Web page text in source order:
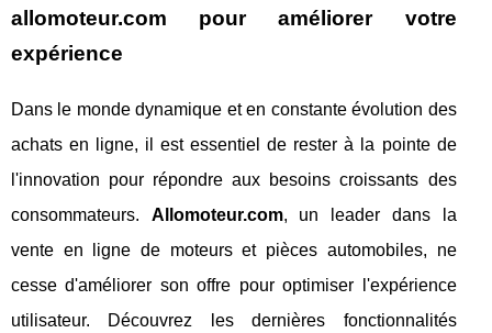
allomoteur.com pour améliorer votre
expérience
Dans le monde dynamique et en constante évolution des
achats en ligne, il est essentiel de rester à la pointe de
l'innovation pour répondre aux besoins croissants des
consommateurs. Allomoteur.com, un leader dans la
vente en ligne de moteurs et pièces automobiles, ne
cesse d'améliorer son offre pour optimiser l'expérience
utilisateur. Découvrez les dernières fonctionnalités